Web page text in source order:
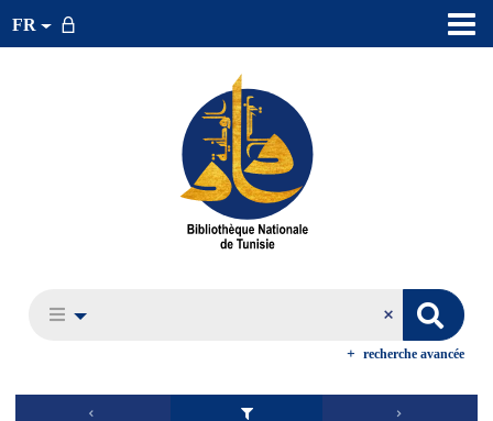
FR
recherche avancée